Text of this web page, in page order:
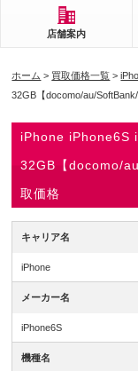
店舗案内
ホーム > 買取価格一覧 >
32GB【docomo/au/
iPhone iPhone6S
32GB【docomo/
取価格
キャリア名
iPhone
メーカー名
iPhone6S
機種名